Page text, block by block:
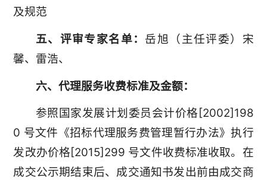
及规范
五、评审专家名单： 岳旭（主任评委）宋
馨、雷浩、
六、代理服务收费标准及金额：
参照国家发展计划委员会计价格[2002]198
0 号文件《招标代理服务费管理暂行办法》执行
发改办价格[2015]299 号文件收费标准收取。在
成交公示期结束后、成交通知书发出前由成交商